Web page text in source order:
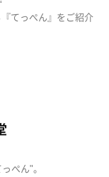
てっぺん』をご紹介
ぺん"。